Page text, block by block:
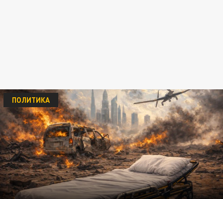
ПОЛИТИКА